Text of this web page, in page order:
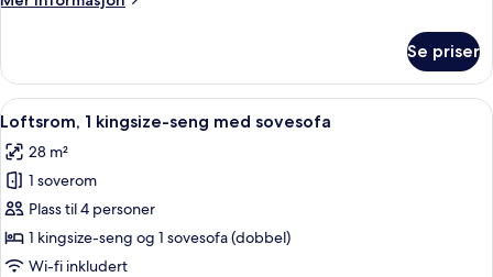
with
1
King
Bed
Sofa
Bed
Se priser
Åpne
alle
bildene
av
Loftsrom,
1
kingsize-
Loftsrom, 1 kingsize-seng med
5
Loftsrom, 1 kingsize-seng med sovesofa
28 m²
1 soverom
Plass til 4 personer
1 kingsize-seng og 1 sovesofa (dobbel)
Wi-fi inkludert